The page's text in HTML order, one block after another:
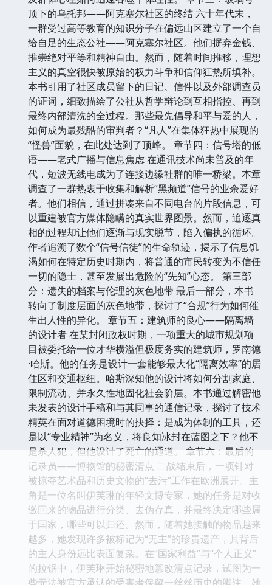
顶下的乌托邦——阿克塞尔社区的终结 六十年代末，
一群受过高等教育的知识分子在偏远山区建立了一个自
给自足的生态公社——阿克塞尔社区。他们摒弃金钱、
推崇绝对平等和精神自由。然而，随着时间推移，理想
主义的真空很快被原始的权力斗争和信仰狂热所填补。
本书引用了社区成员留下的日记、信件以及外部调查员
的证词，细致描绘了公社从哲学辩论到互相指控、再到
最终内部清洗的全过程。那些最先倡导和平与爱的人，
如何成为最残酷的审判者？“凡人”在集体狂热中展现的
“怪兽”面貌，在此处达到了顶峰。 章节四：信号塔的低
语——老式广播与信息焦虑 在通讯技术尚未普及的年
代，短波无线电成为了连接边缘社群的唯一桥梁。本章
调查了一群热衷于收集和解析“黑频道”信号的业余爱好
者。他们相信，通过拼凑来自不同电台的片段信息，可
以重建被官方媒体隐瞒的真实世界图景。然而，追逐真
相的过程却让他们逐渐与现实脱节，陷入偏执的循环。
作者追溯了数个“信号信徒”的生命轨迹，揭示了信息饥
渴如何在特定历史时期内，将普通的市民转变为不信任
一切的隐士，甚至发展出危险的“先知”心态。 第三部
分：遗失的档案与伦理的灰色地带 最后一部分，本书
转向了制度层面的灰色地带，探讨了“合规”行为如何催
生出人性的异化。 章节五：建筑师的良心——隔离墙
的设计者 在某封闭政权时期，一项重大的城市规划项
目被委托给一位才华横溢但极度务实的建筑师，罗南德
·哈斯。他的任务是设计一套能够最大化“隔离效率”的居
住区和交通枢纽。哈斯深知他的设计将如何分割家庭、
限制流动、并永久性地固化社会阶层。本书通过解密他
未发表的设计手稿和与其同事的通信记录，探讨了技术
精英在面对道德困境时的抉择：是成为体制的工具，还
是以“专业精神”为名义，将良知冰封在蓝图之下？他不
是杀人犯，但他设计了死亡的通道。 章节六：最后的
记录员——博物馆的秘密清点 二战结束后，一项针对
被掠夺艺术品和历史文物的“去污”工作在欧洲展开。主
角是一位名叫伊芙琳的年轻文博专家，她的任务是对收
缴回来的物品进行分类、去伪存真，并最终决定哪些属
于国家，哪些可以归还。然而，随着她接触的物品越来
越多，她发现许多被标记为“无主”的珍贵遗产，其背后
的主人身份远比表面复杂。在“国家利益”与“个人正义”
的拉锯中，伊芙琳开始秘密地篡改清点记录，试图为一